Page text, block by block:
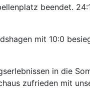
beendet.
mit 10:0
in die
zufrieden mit